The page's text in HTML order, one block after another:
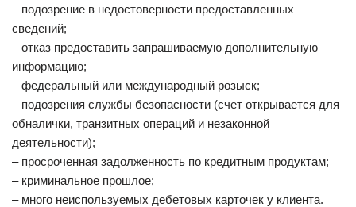
– подозрение в недостоверности предоставленных
сведений;
– отказ предоставить запрашиваемую дополнительную
информацию;
– федеральный или международный розыск;
– подозрения службы безопасности (счет открывается для
обналички, транзитных операций и незаконной
деятельности);
– просроченная задолженность по кредитным продуктам;
– криминальное прошлое;
– много неиспользуемых дебетовых карточек у клиента.